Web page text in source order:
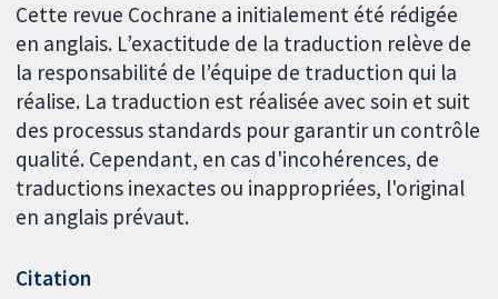
Cette revue Cochrane a initialement été rédigée
en anglais. L’exactitude de la traduction relève de
la responsabilité de l’équipe de traduction qui la
réalise. La traduction est réalisée avec soin et suit
des processus standards pour garantir un contrôle
qualité. Cependant, en cas d'incohérences, de
traductions inexactes ou inappropriées, l'original
en anglais prévaut.
Citation